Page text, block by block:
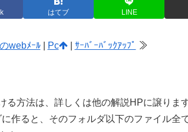
はてブ LINE
webﾒｰﾙ| Pc | ｻｰﾊﾞｰﾊﾞｯｸｱｯﾌﾟ ≫
方法は、詳しくは他の解説HPに譲ります
作ると、そのフォルダ以下のファイル全